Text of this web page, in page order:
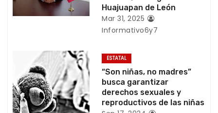
ó
e
e
Huajuapan de León
Mar 31, 2025
Informativo6y7
ESTATAL
“Son niñas, no madres”
busca garantizar
derechos sexuales y
reproductivos de las niñas